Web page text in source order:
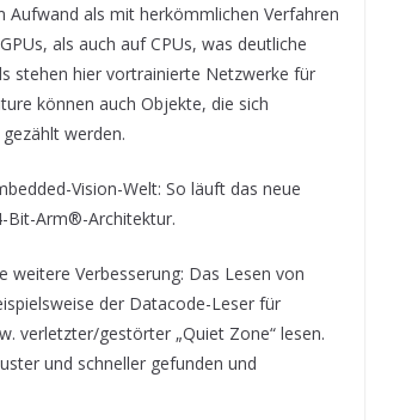
als mit herkömmlichen Verfahren
als auch auf CPUs, was deutliche
stehen hier vortrainierte Netzwerke für
können auch Objekte, die sich
werden.
Vision-Welt: So läuft das neue
Bit-Arm®-Architektur.
weitere Verbesserung: Das Lesen von
der Datacode-Leser für
verletzter/gestörter „Quiet Zone“ lesen.
und schneller gefunden und